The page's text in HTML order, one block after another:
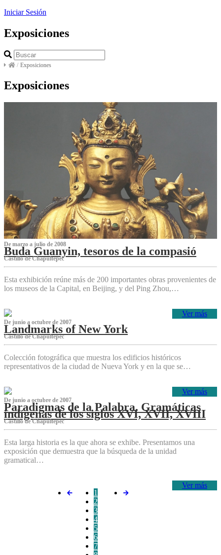
Iniciar Sesión
Exposiciones
/ Exposiciones
Exposiciones
De marzo a julio de 2008
Buda Guanyin, tesoros de la compasió
Castillo de Chapultepec
Esta exhibición reúne más de 200 importantes obras provenientes de
los museos de la Capital, en Beijing, y del Ping Zhou,…
Ver más
De junio a octubre de 2007
Landmarks of New York
Castillo de Chapultepec
Colección fotográfica que muestra los edificios históricos
representativos de la ciudad de Nueva York y en la que se…
Ver más
De junio a octubre de 2007
Paradigmas de la Palabra. Gramáticas
indígenas de los siglos XVI, XVII, XVIII
Castillo de Chapultepec
Esta larga historia es la que ahora se exhibe. Presentamos una
exposición que demuestra que la búsqueda de la unidad
gramatical…
Ver más
1
2
3
4
5
6
7